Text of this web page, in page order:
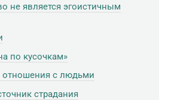
не является эгоистичным
по кусочкам»
с людьми
страдания